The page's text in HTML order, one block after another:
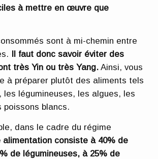
à mettre en œuvre que
sont à mi-chemin entre
Il faut donc savoir éviter des
très Yin ou très Yang. Ainsi, vous
à préparer plutôt des aliments tels
les légumineuses, les algues, les
poissons blancs.
dans le cadre du régime
alimentation consiste à 40% de
de légumineuses, à 25% de